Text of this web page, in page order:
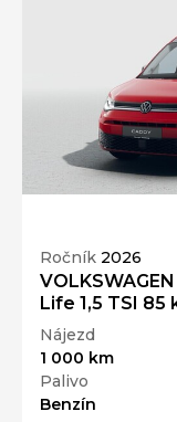
Ročník 2026
Life 1,5 TSI 85
Nájezd
1 000 km
Palivo
Benzín